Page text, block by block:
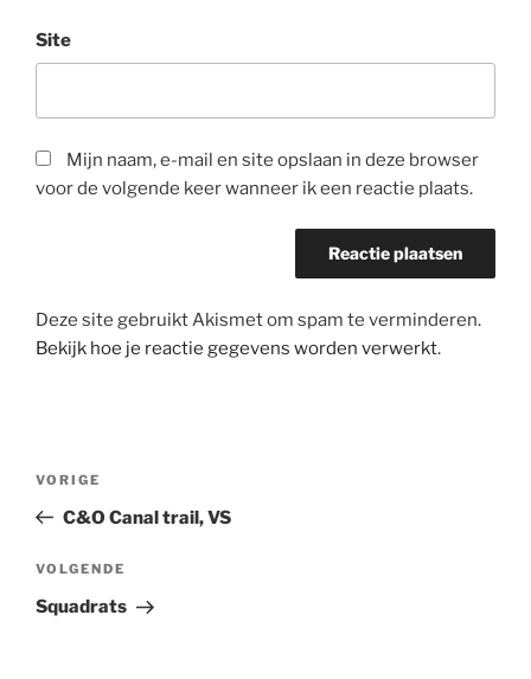
Site
Mijn naam, e-mail en site opslaan in deze browser
voor de volgende keer wanneer ik een reactie plaats.
Deze site gebruikt Akismet om spam te verminderen.
Bekijk hoe je reactie gegevens worden verwerkt.
Vorig
bericht
VORIGE
C&O Canal trail, VS
Volgend
bericht
VOLGENDE
Squadrats